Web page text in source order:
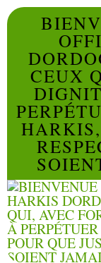
CEUX